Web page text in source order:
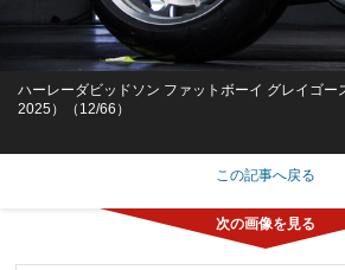
ハーレーダビッドソン ファットボーイ グレイゴー
2025）（12/66）
この記事へ戻る